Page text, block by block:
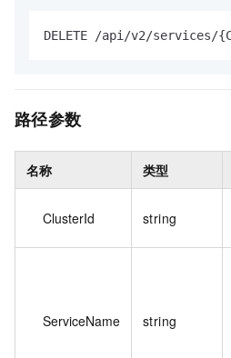
DELETE /api/v2/services/
路径参数
名称 类型
ClusterId string
ServiceName string